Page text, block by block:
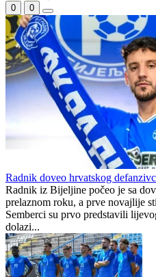
Novi igrač Millwalla odmah
postao hit: Navijači
poručuju da je "stvoren za
WWIN liga
0 0